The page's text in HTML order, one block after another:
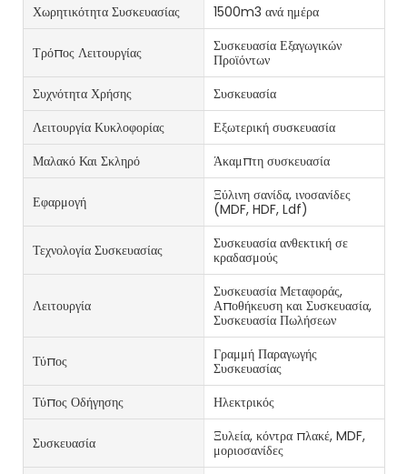
Χωρητικότητα Συσκευασίας 1500m3 ανά ημέρα
Τρόπος Λειτουργίας
Συσκευασία Εξαγωγικών
Προϊόντων
Συχνότητα Χρήσης
Συσκευασία
Λειτουργία Κυκλοφορίας
Εξωτερική συσκευασία
Μαλακό Και Σκληρό
Άκαμπτη συσκευασία
Εφαρμογή
Ξύλινη σανίδα, ινοσανίδες
(MDF, HDF, Ldf)
Τεχνολογία Συσκευασίας
Συσκευασία ανθεκτική σε
κραδασμούς
Λειτουργία
Συσκευασία Μεταφοράς,
Αποθήκευση και Συσκευασία,
Συσκευασία Πωλήσεων
Τύπος
Γραμμή Παραγωγής
Συσκευασίας
Τύπος Οδήγησης
Ηλεκτρικός
Συσκευασία
Ξυλεία, κόντρα πλακέ, MDF,
μοριοσανίδες